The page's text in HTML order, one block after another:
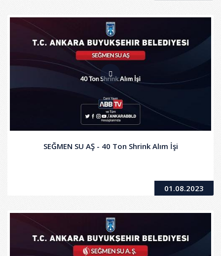
SEĞMEN SU AŞ - 40 Ton Shrink Alım İşi
01.08.2023